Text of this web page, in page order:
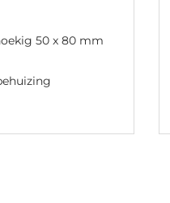
50 x 80 mm